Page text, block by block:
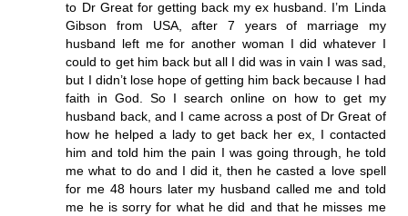
to Dr Great for getting back my ex husband. I’m Linda
Gibson from USA, after 7 years of marriage my
husband left me for another woman I did whatever I
could to get him back but all I did was in vain I was sad,
but I didn’t lose hope of getting him back because I had
faith in God. So I search online on how to get my
husband back, and I came across a post of Dr Great of
how he helped a lady to get back her ex, I contacted
him and told him the pain I was going through, he told
me what to do and I did it, then he casted a love spell
for me 48 hours later my husband called me and told
me he is sorry for what he did and that he misses me